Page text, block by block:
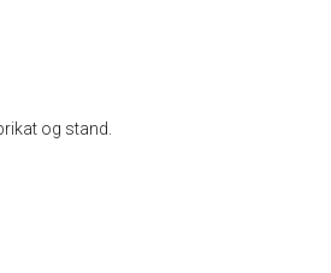
og stand.